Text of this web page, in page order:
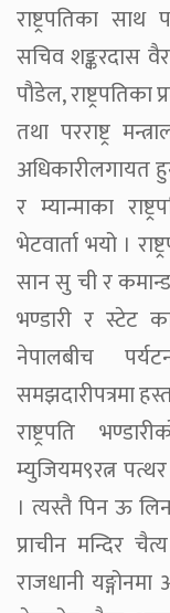
राष्ट्रपतिका साथ
सचिव शङ्करदास
पौडेल,
तथा परराष्ट्र
अधिकारीलगायत
र म्यान्माका
भेटवार्ता भयो ।
सान सु ची र
भण्डारी र स्टेट
नेपालबीच
समझदारीपत्रमा
राष्ट्रपति
म्युजियम९रत्न
। त्यस्तै पिन ऊ
प्राचीन मन्दिर
राजधानी